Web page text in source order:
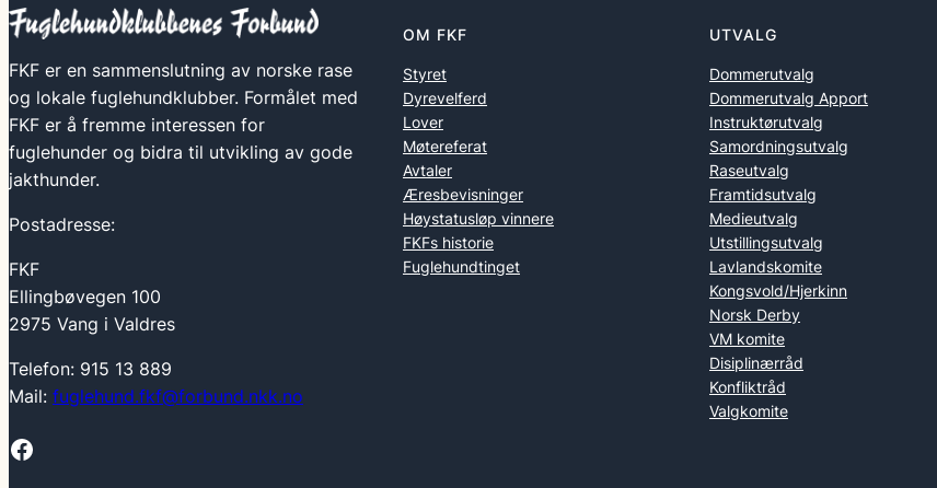
FKF er en sammenslutning av norske rase
og lokale fuglehundklubber. Formålet med
FKF er å fremme interessen for
fuglehunder og bidra til utvikling av gode
jakthunder.
Postadresse:
FKF
Ellingbøvegen 100
2975 Vang i Valdres
Telefon: 915 13 889
Mail: fuglehund.fkf@forbund.nkk.no
Facebook
OM FKF
Styret
Dyrevelferd
Lover
Møtereferat
Avtaler
Æresbevisninger
Høystatusløp vinnere
FKFs historie
Fuglehundtinget
UTVALG
Dommerutvalg
Dommerutvalg Apport
Instruktørutvalg
Samordningsutvalg
Raseutvalg
Framtidsutvalg
Medieutvalg
Utstillingsutvalg
Lavlandskomite
Kongsvold/Hjerkinn
Norsk Derby
VM komite
Disiplinærråd
Konfliktråd
Valgkomite